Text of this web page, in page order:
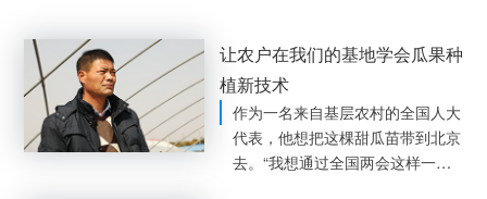
让农户在我们的基地学会瓜果种
植新技术
作为一名来自基层农村的全国人大
代表，他想把这棵甜瓜苗带到北京
去。“我想通过全国两会这样一个